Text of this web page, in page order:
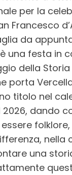
per la
Francesco
da
una festa in
della
porta
titolo nel
dando
una